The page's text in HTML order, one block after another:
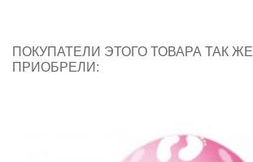
ПОКУПАТЕЛИ ЭТОГО ТОВАРА ТАК ЖЕ
ПРИОБРЕЛИ: